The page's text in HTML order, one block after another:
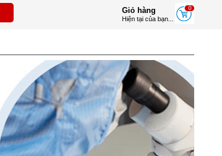
0
Giỏ hàng
Hiện tại của bạn...